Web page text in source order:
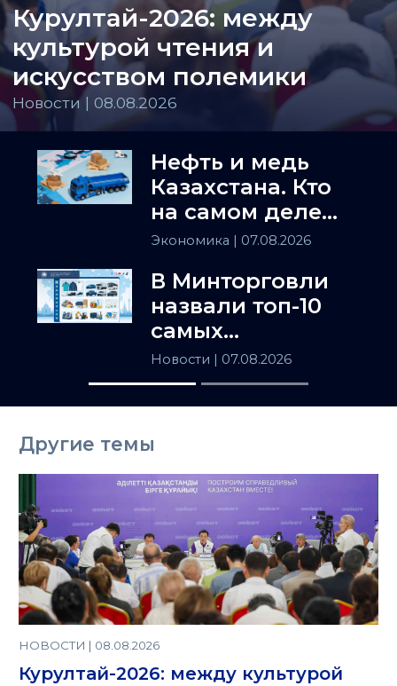
Курултай-2026: между
культурой чтения и
искусством полемики
Новости | 08.08.2026
Нефть и медь
Казахстана. Кто
на самом деле
держит
Азию
Экономика | 07.08.2026
В Минторговли
назвали топ-10
самых
популярных
товаров в
Казахстане
Новости | 07.08.2026
Другие темы
НОВОСТИ | 08.08.2026
Курултай-2026: между культурой